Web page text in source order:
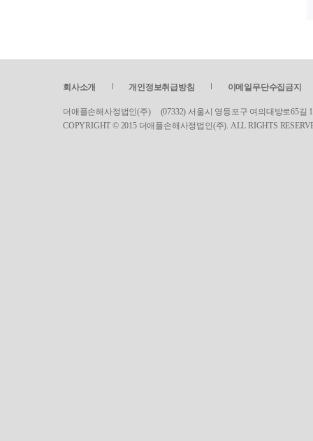
회사소개 개인정보취급방침 이메일무단수집금지
더애플손해사정법인(주) (07332) 서울시 영등포구 여의대방로65길
COPYRIGHT © 2015 더애플손해사정법인(주). ALL RIGHTS